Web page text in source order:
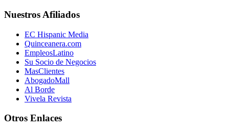
Nuestros Afiliados
EC Hispanic Media
Quinceanera.com
EmpleosLatino
Su Socio de Negocios
MasClientes
AbogadoMall
Al Borde
Vivela Revista
Otros Enlaces